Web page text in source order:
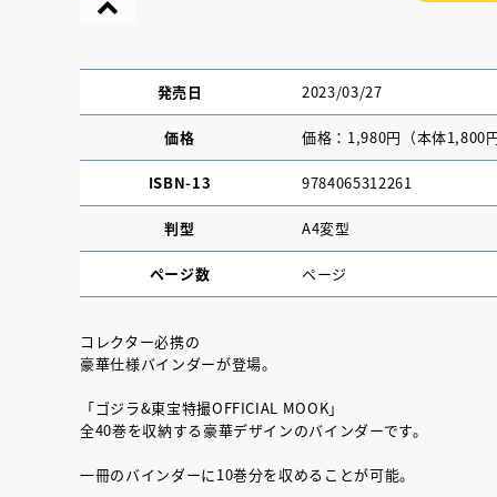
発売日 2023/03/27
価格 価格：1,980円（本体1,800円
ISBN-13 9784065312261
判型 A4変型
ページ数 ページ
コレクター必携の
豪華仕様バインダーが登場。
「ゴジラ&東宝特撮OFFICIAL MOOK」
全40巻を収納する豪華デザインのバインダーです。
一冊のバインダーに10巻分を収めることが可能。
2025.02.17